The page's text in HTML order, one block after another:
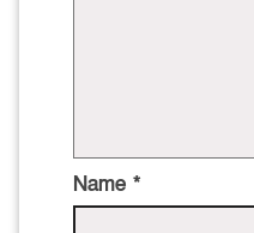
Name *